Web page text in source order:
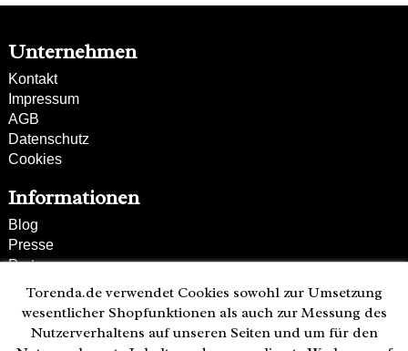
Unternehmen
Kontakt
Impressum
AGB
Datenschutz
Cookies
Informationen
Blog
Presse
Partner
Versand und Zahlung
Bestellung wiederrufen
Kunden-Hotline
Torenda.de verwendet Cookies sowohl zur Umsetzung
wesentlicher Shopfunktionen als auch zur Messung des
Nutzerverhaltens auf unseren Seiten und um für den